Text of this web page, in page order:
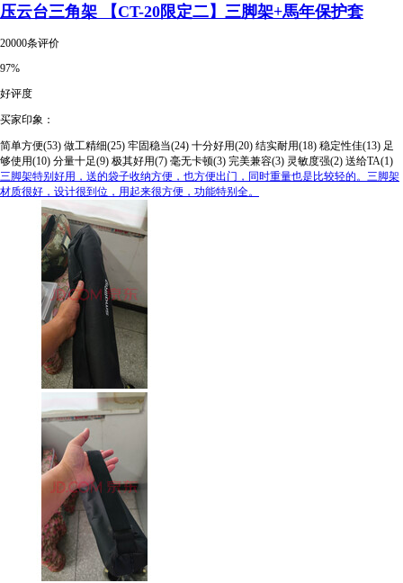
压云台三角架 【CT-20限定二】三脚架+馬年保护套
20000条评价
97%
好评度
买家印象：
简单方便(53) 做工精细(25) 牢固稳当(24) 十分好用(20) 结实耐用(18) 稳定性佳(13) 足
够使用(10) 分量十足(9) 极其好用(7) 毫无卡顿(3) 完美兼容(3) 灵敏度强(2) 送给TA(1)
三脚架特别好用，送的袋子收纳方便，也方便出门，同时重量也是比较轻的。三脚架
材质很好，设计很到位，用起来很方便，功能特别全。